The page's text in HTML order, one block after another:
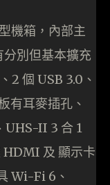
機箱，內部主
別但基本擴充
2 個 USB 3.0、
耳麥插孔、
UHS-II 3 合 1
HDMI 及 顯示卡
Wi-Fi 6、